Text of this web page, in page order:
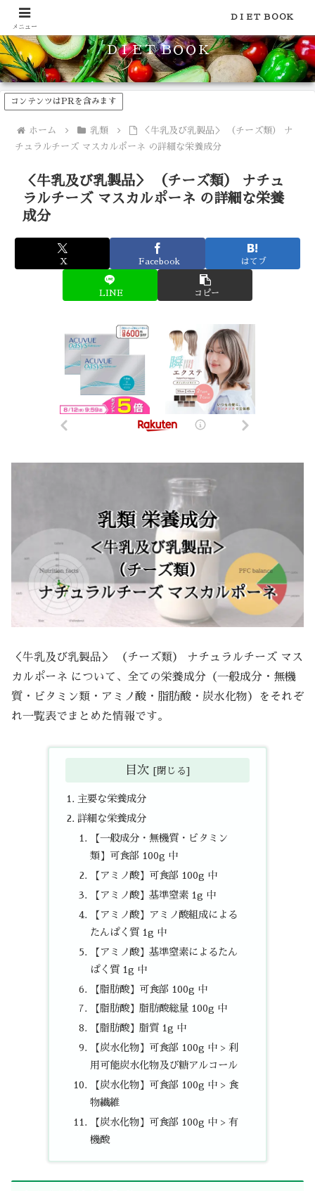
食品のカロリーや糖質などの栄養素がわかる！健康やダイエットに
ＤＩＥＴ ＢＯＯＫ
コンテンツはPRを含みます
ホーム 乳類
＜牛乳及び乳製品＞ （チーズ類） ナ
チュラルチーズ マスカルポーネ の詳細な栄養成分
＜牛乳及び乳製品＞ （チーズ類） ナチュ
ラルチーズ マスカルポーネ の詳細な栄養
成分
X Facebook はてブ
LINE コピー
＜牛乳及び乳製品＞ （チーズ類） ナチュラルチーズ マス
カルポーネ について、全ての栄養成分（一般成分・無機
質・ビタミン類・アミノ酸・脂肪酸・炭水化物）をそれぞ
れ一覧表でまとめた情報です。
目次
主要な栄養成分
詳細な栄養成分
【一般成分・無機質・ビタミン
類】可食部 100g 中
【アミノ酸】可食部 100g 中
【アミノ酸】基準窒素 1g 中
【アミノ酸】アミノ酸組成による
たんぱく質 1g 中
【アミノ酸】基準窒素によるたん
ぱく質 1g 中
【脂肪酸】可食部 100g 中
【脂肪酸】脂肪酸総量 100g 中
【脂肪酸】脂質 1g 中
【炭水化物】可食部 100g 中 > 利
用可能炭水化物及び糖アルコール
【炭水化物】可食部 100g 中 > 食
物繊維
【炭水化物】可食部 100g 中 > 有
機酸
メニュー
ＤＩＥＴ ＢＯＯＫ